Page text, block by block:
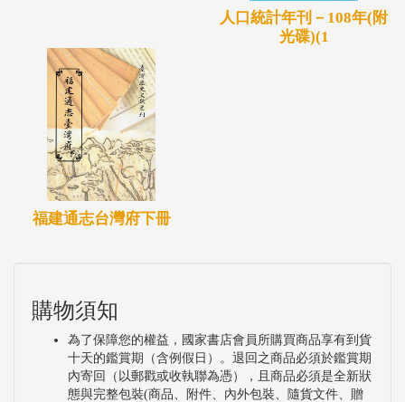
人口統計年刊－108年(附
光碟)(1
福建通志台灣府下冊
購物須知
為了保障您的權益，國家書店會員所購買商品享有到貨
十天的鑑賞期（含例假日）。退回之商品必須於鑑賞期
內寄回（以郵戳或收執聯為憑），且商品必須是全新狀
態與完整包裝(商品、附件、內外包裝、隨貨文件、贈